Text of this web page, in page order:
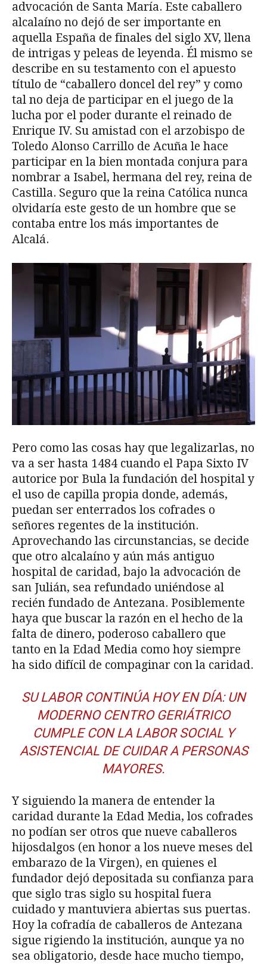
advocación de Santa María. Este caballero
alcalaíno no dejó de ser importante en
aquella España de finales del siglo XV, llena
de intrigas y peleas de leyenda. Él mismo se
describe en su testamento con el apuesto
título de “caballero doncel del rey” y como
tal no deja de participar en el juego de la
lucha por el poder durante el reinado de
Enrique IV. Su amistad con el arzobispo de
Toledo Alonso Carrillo de Acuña le hace
participar en la bien montada conjura para
nombrar a Isabel, hermana del rey, reina de
Castilla. Seguro que la reina Católica nunca
olvidaría este gesto de un hombre que se
contaba entre los más importantes de
Alcalá.
Pero como las cosas hay que legalizarlas, no
va a ser hasta 1484 cuando el Papa Sixto IV
autorice por Bula la fundación del hospital y
el uso de capilla propia donde, además,
puedan ser enterrados los cofrades o
señores regentes de la institución.
Aprovechando las circunstancias, se decide
que otro alcalaíno y aún más antiguo
hospital de caridad, bajo la advocación de
san Julián, sea refundado uniéndose al
recién fundado de Antezana. Posiblemente
haya que buscar la razón en el hecho de la
falta de dinero, poderoso caballero que
tanto en la Edad Media como hoy siempre
ha sido difícil de compaginar con la caridad.
SU LABOR CONTINÚA HOY EN DÍA: UN
MODERNO CENTRO GERIÁTRICO
CUMPLE CON LA LABOR SOCIAL Y
ASISTENCIAL DE CUIDAR A PERSONAS
MAYORES.
Y siguiendo la manera de entender la
caridad durante la Edad Media, los cofrades
no podían ser otros que nueve caballeros
hijosdalgos (en honor a los nueve meses del
embarazo de la Virgen), en quienes el
fundador dejó depositada su confianza para
que siglo tras siglo su hospital fuera
cuidado y mantuviera abiertas sus puertas.
Hoy la cofradía de caballeros de Antezana
sigue rigiendo la institución, aunque ya no
sea obligatorio, desde hace mucho tiempo,